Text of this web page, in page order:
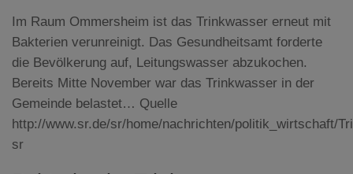
Im Raum Ommersheim ist das Trinkwasser erneut mit
Bakterien verunreinigt. Das Gesundheitsamt forderte
die Bevölkerung auf, Leitungswasser abzukochen.
Bereits Mitte November war das Trinkwasser in der
Gemeinde belastet… Quelle
http://www.sr.de/sr/home/nachrichten/politik_wirtschaft/
sr